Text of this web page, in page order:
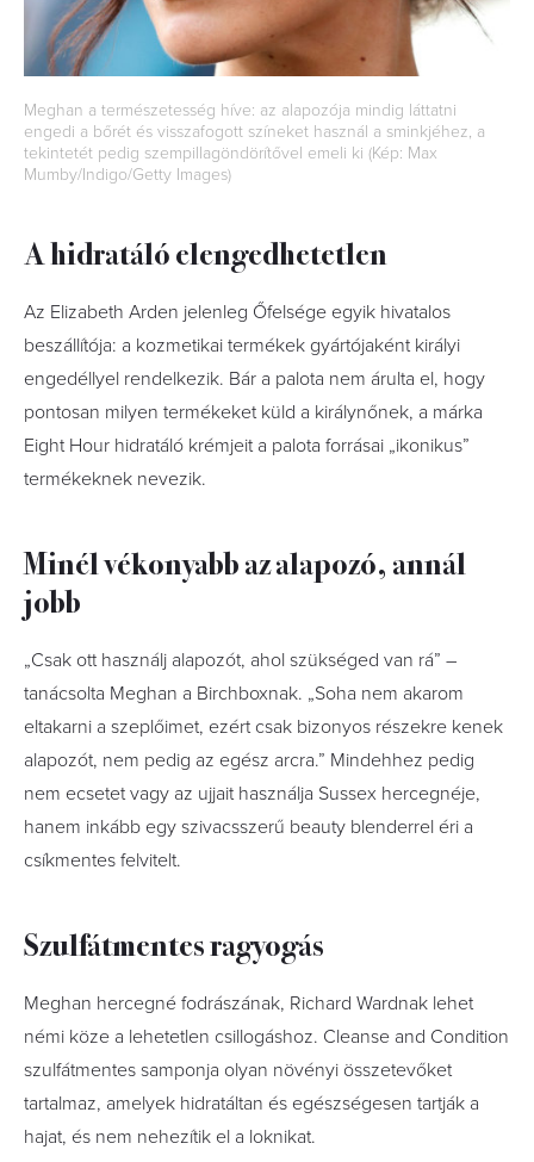
Meghan a természetesség híve: az alapozója mindig láttatni
engedi a bőrét és visszafogott színeket használ a sminkjéhez, a
tekintetét pedig szempillagöndörítővel emeli ki (Kép: Max
Mumby/Indigo/Getty Images)
A hidratáló elengedhetetlen
Az Elizabeth Arden jelenleg Őfelsége egyik hivatalos
beszállítója: a kozmetikai termékek gyártójaként királyi
engedéllyel rendelkezik. Bár a palota nem árulta el, hogy
pontosan milyen termékeket küld a királynőnek, a márka
Eight Hour hidratáló krémjeit a palota forrásai „ikonikus”
termékeknek nevezik.
Minél vékonyabb az alapozó, annál
jobb
„Csak ott használj alapozót, ahol szükséged van rá” –
tanácsolta Meghan a Birchboxnak. „Soha nem akarom
eltakarni a szeplőimet, ezért csak bizonyos részekre kenek
alapozót, nem pedig az egész arcra.” Mindehhez pedig
nem ecsetet vagy az ujjait használja Sussex hercegnéje,
hanem inkább egy szivacsszerű beauty blenderrel éri a
csíkmentes felvitelt.
Szulfátmentes ragyogás
Meghan hercegné fodrászának, Richard Wardnak lehet
némi köze a lehetetlen csillogáshoz. Cleanse and Condition
szulfátmentes samponja olyan növényi összetevőket
tartalmaz, amelyek hidratáltan és egészségesen tartják a
hajat, és nem nehezítik el a loknikat.